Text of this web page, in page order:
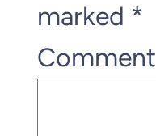
marked *
Comment